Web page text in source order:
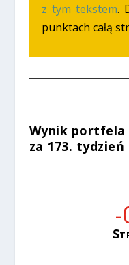
z tym tekstem.
punktach całą
Wynik portfela
za 173. tydzień